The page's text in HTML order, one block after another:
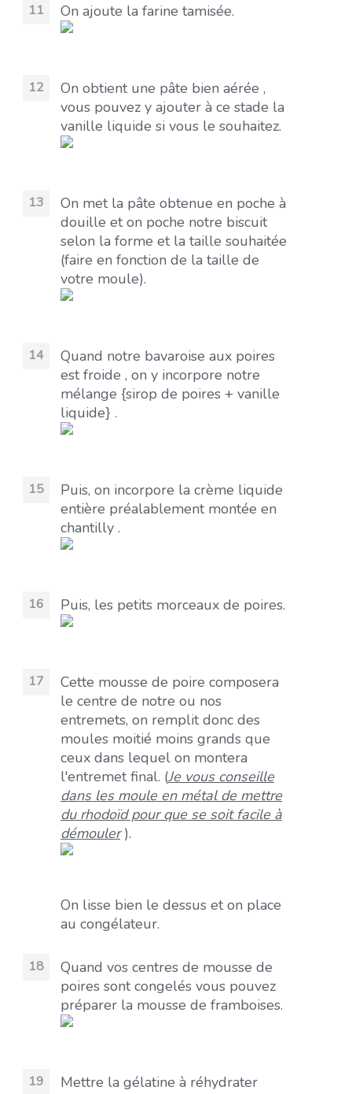
On ajoute la farine tamisée.
On obtient une pâte bien aérée ,
vous pouvez y ajouter à ce stade la
vanille liquide si vous le souhaitez.
On met la pâte obtenue en poche à
douille et on poche notre biscuit
selon la forme et la taille souhaitée
(faire en fonction de la taille de
votre moule).
Quand notre bavaroise aux poires
est froide , on y incorpore notre
mélange {sirop de poires + vanille
liquide} .
Puis, on incorpore la crème liquide
entière préalablement montée en
chantilly .
Puis, les petits morceaux de poires.
Cette mousse de poire composera
le centre de notre ou nos
entremets, on remplit donc des
moules moitié moins grands que
ceux dans lequel on montera
l'entremet final. (Je vous conseille
dans les moule en métal de mettre
du rhodoïd pour que se soit facile à
démouler).
On lisse bien le dessus et on place
au congélateur.
Quand vos centres de mousse de
poires sont congelés vous pouvez
préparer la mousse de framboises.
Mettre la gélatine à réhydrater